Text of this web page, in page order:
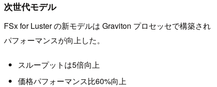
次世代モデル
FSx for Luster の新モデルは Graviton プロセッセで構築され
パフォーマンスが向上した。
スループットは5倍向上
価格パフォーマンス比60%向上